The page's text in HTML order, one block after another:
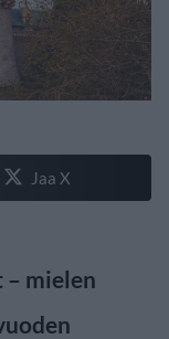
Jaa X
– mielen